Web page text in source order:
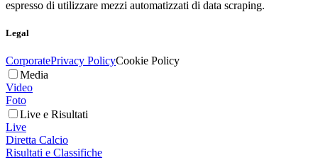
espresso di utilizzare mezzi automatizzati di data scraping.
Legal
CorporatePrivacy PolicyCookie Policy
Media
Video
Foto
Live e Risultati
Live
Diretta Calcio
Risultati e Classifiche